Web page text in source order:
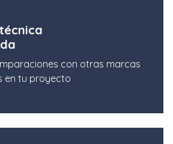
con otras marcas
en tu proyecto